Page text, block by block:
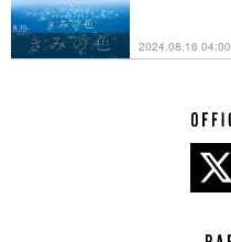
2024.08.16 04:00